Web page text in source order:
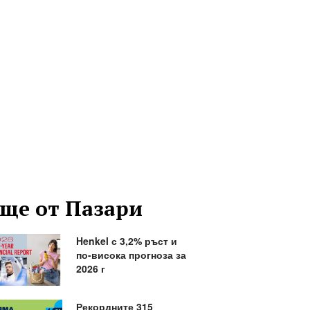
от Пазари
Henkel с 3,2% ръст и
по-висока прогноза за
2026 г
Рекордните 315